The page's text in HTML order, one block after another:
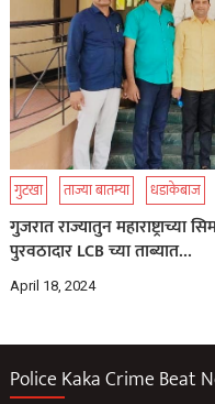
गुटखा ताज्या बातम्या धडाकेबाज
गुजरात राज्यातुन महाराष्ट्राच्या
पुरवठादार LCB च्या ताब्यात…
April 18, 2024
Police Kaka Crime Beat